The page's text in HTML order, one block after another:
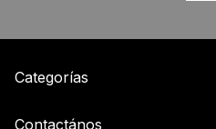
Categorías
Contactános